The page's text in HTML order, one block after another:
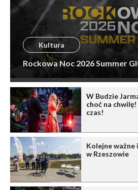
Kultura
Rockowa Noc 2026 Summer
W Budzie
choć na
czas!
Kolejne
w Rzeszowie